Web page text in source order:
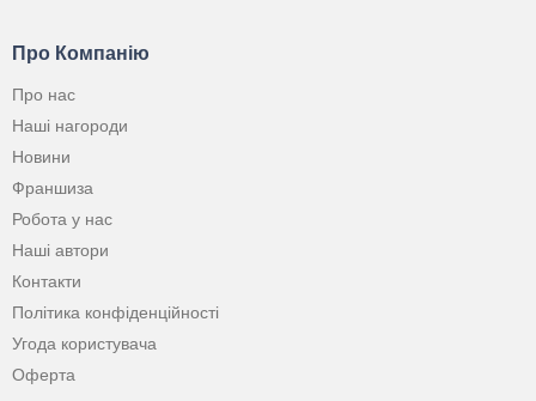
Про Компанію
Про нас
Наші нагороди
Новини
Франшиза
Робота у нас
Наші автори
Контакти
Політика конфіденційності
Угода користувача
Оферта